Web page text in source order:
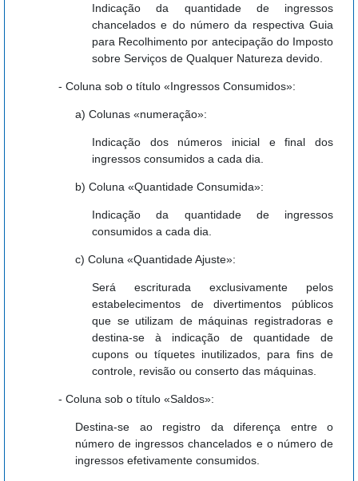
Indicação da quantidade de ingressos
chancelados e do número da respectiva Guia
para Recolhimento por antecipação do Imposto
sobre Serviços de Qualquer Natureza devido.
- Coluna sob o título «Ingressos Consumidos»:
a) Colunas «numeração»:
Indicação dos números inicial e final dos
ingressos consumidos a cada dia.
b) Coluna «Quantidade Consumida»:
Indicação da quantidade de ingressos
consumidos a cada dia.
c) Coluna «Quantidade Ajuste»:
Será escriturada exclusivamente pelos
estabelecimentos de divertimentos públicos
que se utilizam de máquinas registradoras e
destina-se à indicação de quantidade de
cupons ou tíquetes inutilizados, para fins de
controle, revisão ou conserto das máquinas.
- Coluna sob o título «Saldos»:
Destina-se ao registro da diferença entre o
número de ingressos chancelados e o número de
ingressos efetivamente consumidos.